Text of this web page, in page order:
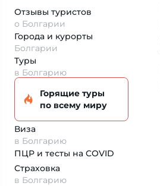
Отзывы туристов
о Болгарии
Города и курорты
Болгарии
Туры
в Болгарию
Горящие туры
по всему миру
Виза
в Болгарию
ПЦР и тесты на COVID
Страховка
в Болгарию